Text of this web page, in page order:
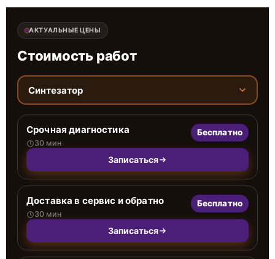
АКТУАЛЬНЫЕ ЦЕНЫ
Стоимость работ
Синтезатор
Срочная диагностика
30 мин
Бесплатно
Записаться
Доставка в сервис и обратно
30 мин
Бесплатно
Записаться